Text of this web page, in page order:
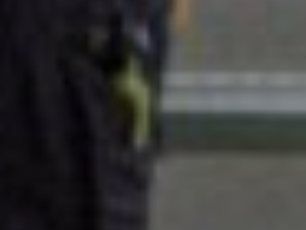
Home